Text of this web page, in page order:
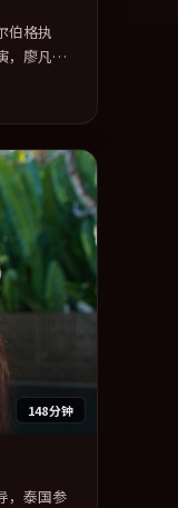
伯格执
，廖凡、
与视听
台同步亮
与人物弧
148分钟
，泰国参